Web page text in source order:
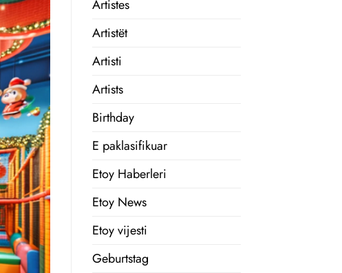
Artistes
Artistët
Artisti
Artists
Birthday
E paklasifikuar
Etoy Haberleri
Etoy News
Etoy vijesti
Geburtstag